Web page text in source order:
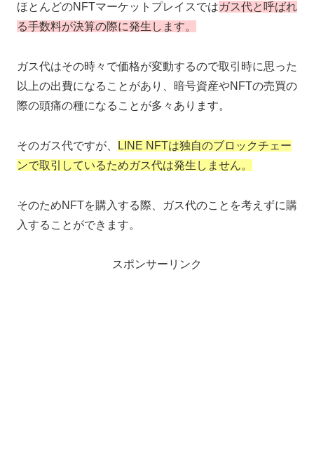
ほとんどのNFTマーケットプレイスではガス代と呼ばれ
る手数料が決算の際に発生します。
ガス代はその時々で価格が変動するので取引時に思った
以上の出費になることがあり、暗号資産やNFTの売買の
際の頭痛の種になることが多々あります。
そのガス代ですが、
LINE NFTは独自のブロックチェー
ンで取引しているためガス代は発生しません。
そのためNFTを購入する際、ガス代のことを考えずに購
入することができます。
スポンサーリンク